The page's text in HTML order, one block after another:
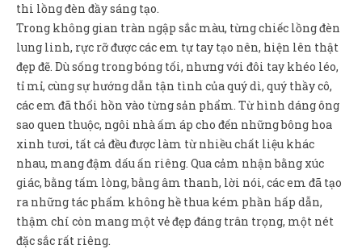
thi lồng đèn đầy sáng tạo.
Trong không gian tràn ngập sắc màu, từng chiếc lồng đèn
lung linh, rực rỡ được các em tự tay tạo nên, hiện lên thật
đẹp đẽ. Dù sống trong bóng tối, nhưng với đôi tay khéo léo,
tỉ mỉ, cùng sự hướng dẫn tận tình của quý dì, quý thầy cô,
các em đã thổi hồn vào từng sản phẩm. Từ hình dáng ông
sao quen thuộc, ngôi nhà ấm áp cho đến những bông hoa
xinh tươi, tất cả đều được làm từ nhiều chất liệu khác
nhau, mang đậm dấu ấn riêng. Qua cảm nhận bằng xúc
giác, bằng tấm lòng, bằng âm thanh, lời nói, các em đã tạo
ra những tác phẩm không hề thua kém phần hấp dẫn,
thậm chí còn mang một vẻ đẹp đáng trân trọng, một nét
đặc sắc rất riêng.